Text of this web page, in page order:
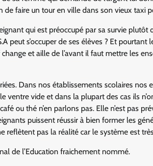
faire un tour en ville dans son vieux taxi
qui est préoccupé par sa survie plutôt
peut s’occuper de ses élèves ? Et pourtant
et aille de l’avant il faut mettre les
Dans nos établissements scolaires nos
ventre vide et dans la plupart des cas ils
ou thé n’en parlons pas. Elle n’est pas
puissent réussir à bien former les
reflètent pas la réalité car le système est
de l’Education fraichement nommé.